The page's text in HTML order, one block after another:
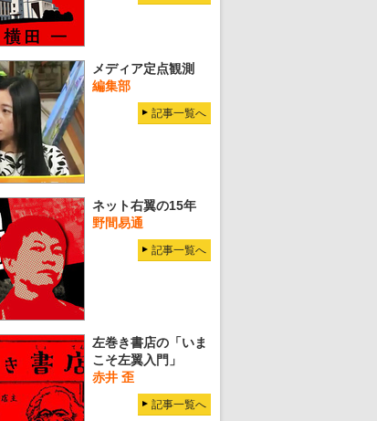
メディア定点観測
編集部
記事一覧へ
ネット右翼の15年
野間易通
記事一覧へ
左巻き書店の「いま
こそ左翼入門」
赤井 歪
記事一覧へ